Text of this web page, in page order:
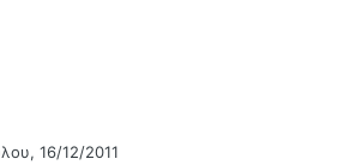
16/12/2011